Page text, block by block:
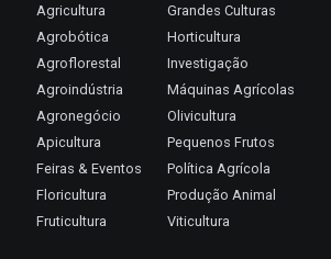
Agricultura
Agrobótica
Agroflorestal
Agroindústria
Agronegócio
Apicultura
Feiras & Eventos
Floricultura
Fruticultura
Grandes Culturas
Horticultura
Investigação
Máquinas Agrícolas
Olivicultura
Pequenos Frutos
Política Agrícola
Produção Animal
Viticultura